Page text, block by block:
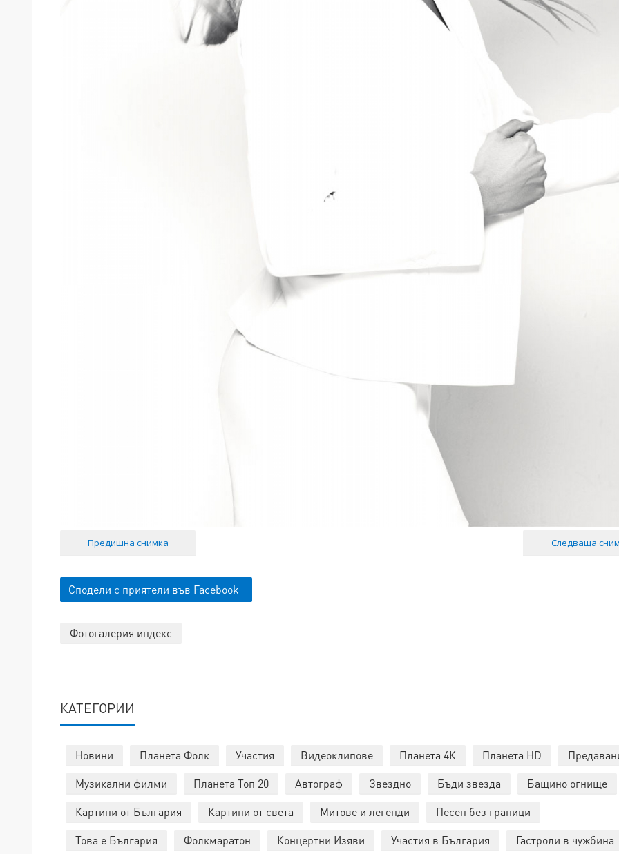
Предишна снимка Следваща
Сподели с приятели във Facebook
Фотогалерия индекс
КАТЕГОРИИ
Новини Планета Фолк Участия Видеоклипове Планета 4К Планета HD
Музикални филми
Планета Топ 20 Автограф Звездно Бъди звезда
Бащино огнище
Картини от България
Картини от света Митове и легенди
Песен без граници
Това е България
Фолкмаратон Концертни Изяви Участия в България Гастроли в чужбина